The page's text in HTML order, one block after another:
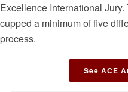
Excellence International
cupped a minimum of five
process.
See ACE